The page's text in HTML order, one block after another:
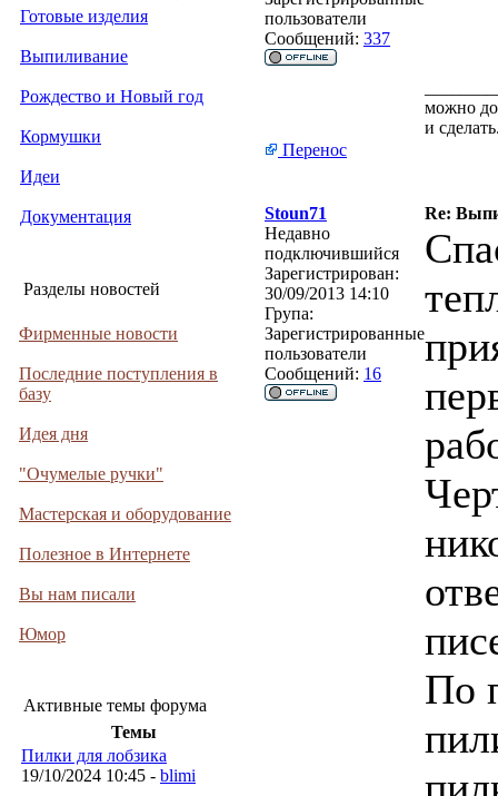
Готовые изделия
Выпиливание
Рождество и Новый год
Кормушки
Идеи
Документация
Разделы новостей
Фирменные новости
Последние поступления в
базу
Идея дня
"Очумелые ручки"
Мастерская и оборудование
Полезное в Интернете
Вы нам писали
Юмор
Активные темы форума
Темы
Пилки для лобзика
19/10/2024 10:45 - blimi
пользователи
Сообщений: 337
можно
и
Перенос
Stoun71
Re:
Недавно
подключившийся
Зарегистрирован:
30/09/2013 14:10
Група:
Зарегистрированные
пользователи
Сообщений: 16
По